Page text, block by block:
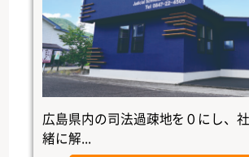
広島県内の司法過疎地を０にし、
緒に解...